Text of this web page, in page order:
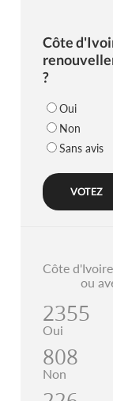
Côte
?
Oui
Non
Sans avis
Côte
ou
2355
Oui
808
Non